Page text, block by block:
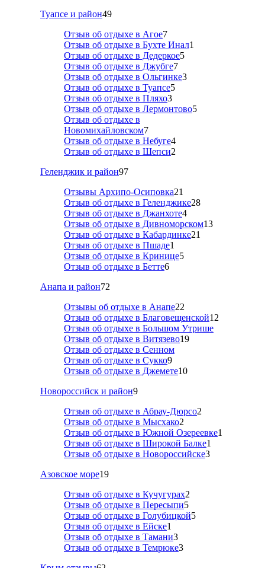
Туапсе и район49
Отзыв об отдыхе в Агое7
Отзыв об отдыхе в Бухте Инал1
Отзыв об отдыхе в Дедеркое5
Отзыв об отдыхе в Джубге7
Отзыв об отдыхе в Ольгинке3
Отзыв об отдыхе в Туапсе5
Отзыв об отдыхе в Пляхо3
Отзыв об отдыхе в Лермонтово5
Отзыв об отдыхе в
Новомихайловском7
Отзыв об отдыхе в Небуге4
Отзыв об отдыхе в Шепси2
Геленджик и район97
Отзывы Архипо-Осиповка21
Отзыв об отдыхе в Геленджике28
Отзыв об отдыхе в Джанхоте4
Отзыв об отдыхе в Дивноморском13
Отзыв об отдыхе в Кабардинке21
Отзыв об отдыхе в Пшаде1
Отзыв об отдыхе в Кринице5
Отзыв об отдыхе в Бетте6
Анапа и район72
Отзывы об отдыхе в Анапе22
Отзыв об отдыхе в Благовещенской12
Отзыв об отдыхе в Большом Утрише
Отзыв об отдыхе в Витязево19
Отзыв об отдыхе в Сенном
Отзыв об отдыхе в Сукко9
Отзыв об отдыхе в Джемете10
Новороссийск и район9
Отзыв об отдыхе в Абрау-Дюрсо2
Отзыв об отдыхе в Мысхако2
Отзыв об отдыхе в Южной Озереевке1
Отзыв об отдыхе в Широкой Балке1
Отзыв об отдыхе в Новороссийске3
Азовское море19
Отзыв об отдыхе в Кучугурах2
Отзыв об отдыхе в Пересыпи5
Отзыв об отдыхе в Голубицкой5
Отзыв об отдыхе в Ейске1
Отзыв об отдыхе в Тамани3
Отзыв об отдыхе в Темрюке3